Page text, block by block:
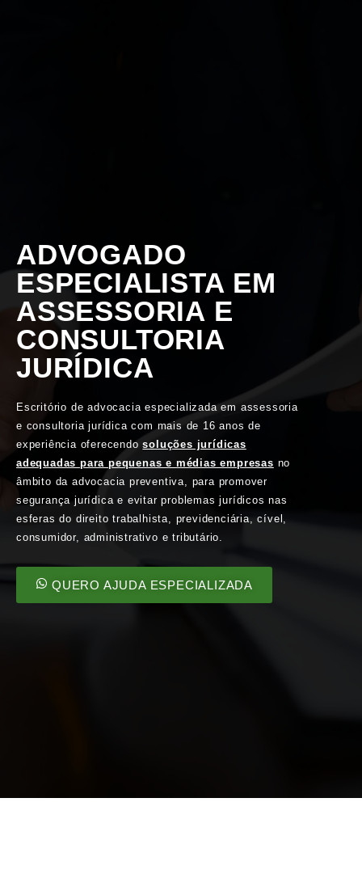
ADVOGADO
ESPECIALISTA EM
ASSESSORIA E
CONSULTORIA
JURÍDICA
Escritório de advocacia especializada em assessoria
e consultoria jurídica com mais de 16 anos de
experiência oferecendosoluções jurídicas
adequadas para pequenas e médias empresas no
âmbito da advocacia preventiva, para promover
segurança jurídica e evitar problemas jurídicos nas
esferas do direito trabalhista, previdenciária, cível,
consumidor, administrativo e tributário.
QUERO AJUDA ESPECIALIZADA